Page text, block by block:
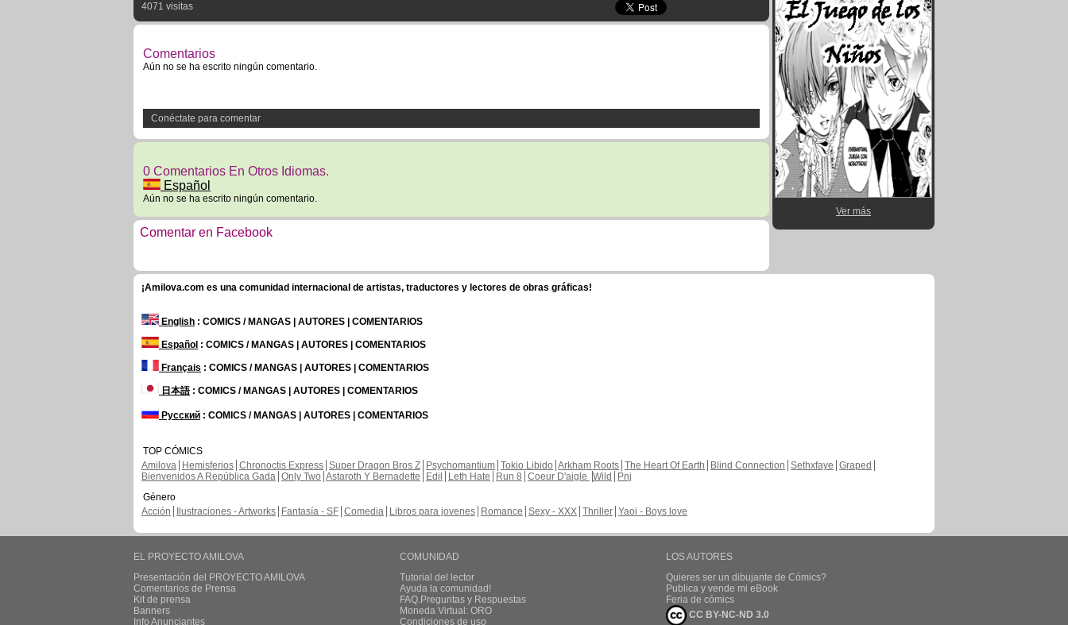
4071 visitas
Comentarios
Aún no se ha escrito ningún comentario.
Conéctate para comentar
0 Comentarios En Otros Idiomas.
Español
Aún no se ha escrito ningún comentario.
Comentar en Facebook
Ver más
¡Amilova.com es una comunidad internacional de artistas, traductores y lectores de obras gráficas!
English : COMICS / MANGAS | AUTORES | COMENTARIOS
Español : COMICS / MANGAS | AUTORES | COMENTARIOS
Français : COMICS / MANGAS | AUTORES | COMENTARIOS
日本語: COMICS / MANGAS | AUTORES | COMENTARIOS
Русский : COMICS / MANGAS | AUTORES | COMENTARIOS
TOP CÓMICS
Amilova
Hemisferios Chronoctis Express Super Dragon Bros Z Psychomantium Tokio Libido Arkham Roots The Heart Of Earth Blind Connection Sethxfaye Graped
Bienvenidos A República Gada Only Two Astaroth Y Bernadette Edil Leth Hate Run 8 Coeur D'aigle Wild
Pnj
Género
Acción
Ilustraciones - Artworks Fantasía - SF Comedia Libros para jovenes Romance Sexy - XXX Thriller Yaoi - Boys love
EL PROYECTO AMILOVA
Presentación del PROYECTO AMILOVA
Comentarios de Prensa
Kit de prensa
Banners
Info Anunciantes
COMUNIDAD
Tutorial del lector
Ayuda la comunidad!
FAQ.Preguntas y Respuestas
Moneda Virtual: ORO
Condiciones de uso
LOS AUTORES
Quieres ser un dibujante de Cómics?
Publica y vende mi eBook
Feria de cómics
CC BY-NC-ND 3.0